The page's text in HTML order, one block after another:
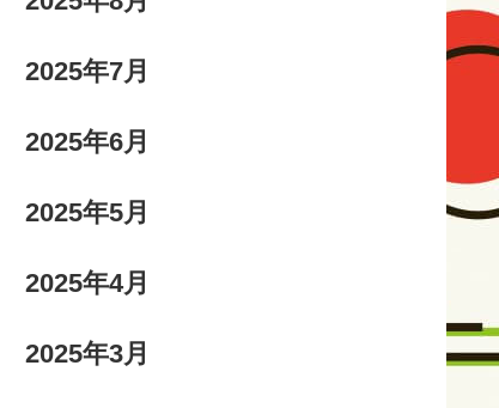
2025年7月
2025年6月
2025年5月
2025年4月
2025年3月